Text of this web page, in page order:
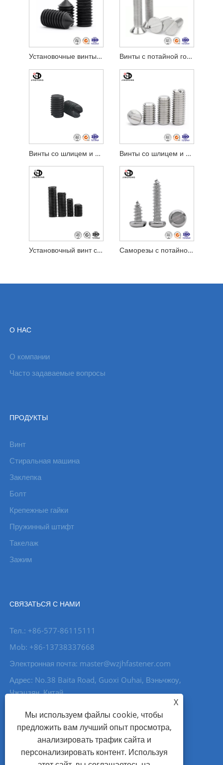
Установочные винты со шлицем и конусом Винты с потайной головкой и шлицем
Винты со шлицем и чашечкой Винты со шлицем и плоской точкой
Установочный винт со шлицем Саморезы с потайной головкой и шлицем
О НАС
О компании
Часто задаваемые вопросы
ПРОДУКТЫ
Винт
Стиральная машина
Заклепка
Болт
Крепежные гайки
Пружинный штифт
Такелаж
Зажим
СВЯЗАТЬСЯ С НАМИ
Тел.: +86-577-86115111
Mob: +86-13738337668
Электронная почта: master@wzjhfastener.com
Адрес: No.38 Baita Road, Guoxi Ouhai, Вэньчжоу,
Чжэцзян, Китай.
X
Мы используем файлы cookie, чтобы
предложить вам лучший опыт просмотра,
анализировать трафик сайта и
персонализировать контент. Используя